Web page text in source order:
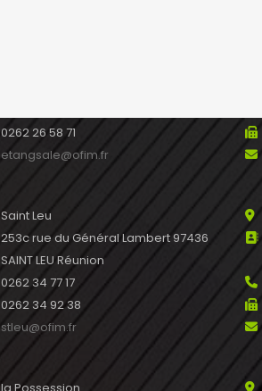
0262 26 58 71
etangsale@ofim.fr
Saint Leu
253c rue du Général Lambert 97436
SAINT LEU Réunion
0262 34 77 17
0262 34 92 38
stleu@ofim.fr
la Possession